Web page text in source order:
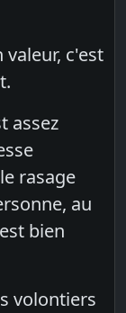
valeur, c'est
assez
rasage
au
bien
volontiers